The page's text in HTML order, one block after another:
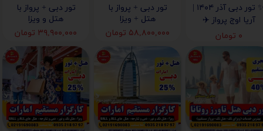
✨ تور دبی آذر ۱۴۰۴ |
آریا اوج پرواز ✈️
۰ تومان
تور دبی + پرواز با
هتل + ویزا
۵۸,۸۰۰,۰۰۰ تومان
تور دبی + پرواز با
هتل و ویزا
۳۹,۹۰۰,۰۰۰ تومان